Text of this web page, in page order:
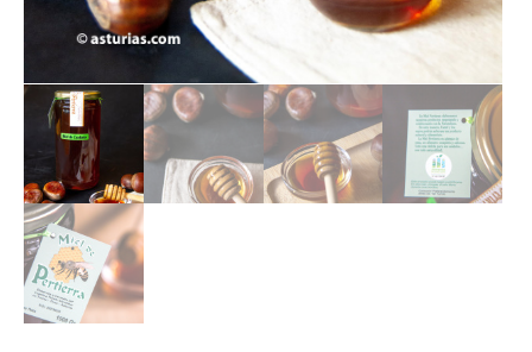
LIBROS
DECORACIÓN
AGENDA
OFERTAS
CONTACTO